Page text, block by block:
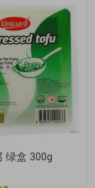
绿盒 300g